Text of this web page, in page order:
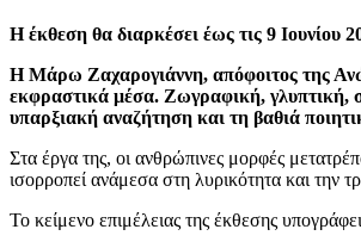
Η έκθεση θα διαρκέσει έως τις 9 Ιουνίου
Η Μάρω Ζαχαρογιάννη, απόφοιτος της
εκφραστικά μέσα. Ζωγραφική, γλυπτική,
υπαρξιακή αναζήτηση και τη βαθιά
Στα έργα της, οι ανθρώπινες μορφές
ισορροπεί ανάμεσα στη λυρικότητα και την
Το κείμενο επιμέλειας της έκθεσης